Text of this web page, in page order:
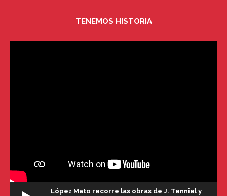
TENEMOS HISTORIA
López Mato recorre las obras de J. Tenniel y